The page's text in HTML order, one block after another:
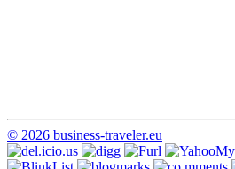
© 2026 business-traveler.eu